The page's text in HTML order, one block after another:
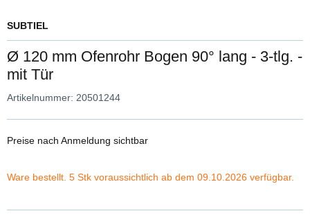
SUBTIEL
Ø 120 mm Ofenrohr Bogen 90° lang - 3-tlg. -
mit Tür
Artikelnummer: 20501244
Preise nach Anmeldung sichtbar
Ware bestellt. 5 Stk voraussichtlich ab dem 09.10.2026 verfügbar.